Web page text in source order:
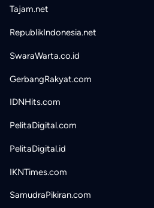
Tajam.net
RepublikIndonesia.net
SwaraWarta.co.id
GerbangRakyat.com
IDNHits.com
PelitaDigital.com
PelitaDigital.id
IKNTimes.com
SamudraPikiran.com